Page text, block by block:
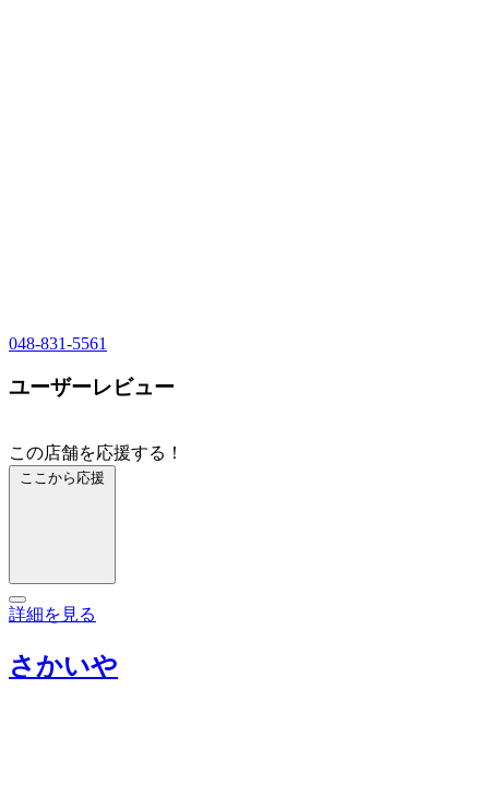
048-831-5561
ユーザーレビュー
この店舗を応援する！
ここから応援
詳細を見る
さかいや